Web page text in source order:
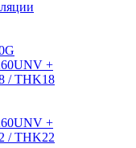
+
/ THK18
+
/ THK22